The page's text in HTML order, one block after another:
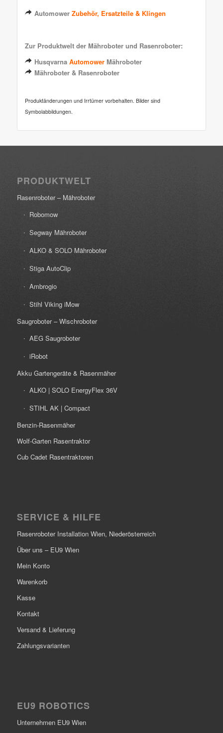
Automower Zubehör, Ersatzteile & Klingen
Zur Produktwelt der Mähroboter und Rasenroboter:
Husqvarna AutomowerMähroboter
Mähroboter & Rasenroboter
Produktänderungen und Irrtümer vorbehalten. Bilder sind
Symbolabbildungen.
PRODUKTWELT
Rasenroboter – Mähroboter
Robomow
Segway Mähroboter
ALKO & SOLO Mähroboter
Stiga AutoClip
Ambrogio
Stihl Viking iMow
Saugroboter – Wischroboter
AEG Saugroboter
iRobot
Akku Gartengeräte & Rasenmäher
ALKO | SOLO EnergyFlex 36V
STIHL AK | Compact
Benzin-Rasenmäher
Wolf-Garten Rasentraktor
Cub Cadet Rasentraktoren
SERVICE & HILFE
Rasenroboter Installation Wien, Niederösterreich
Über uns – EU9 Wien
Mein Konto
Warenkorb
Kasse
Kontakt
Versand & Lieferung
Zahlungsvarianten
EU9 ROBOTICS
Unternehmen EU9 Wien